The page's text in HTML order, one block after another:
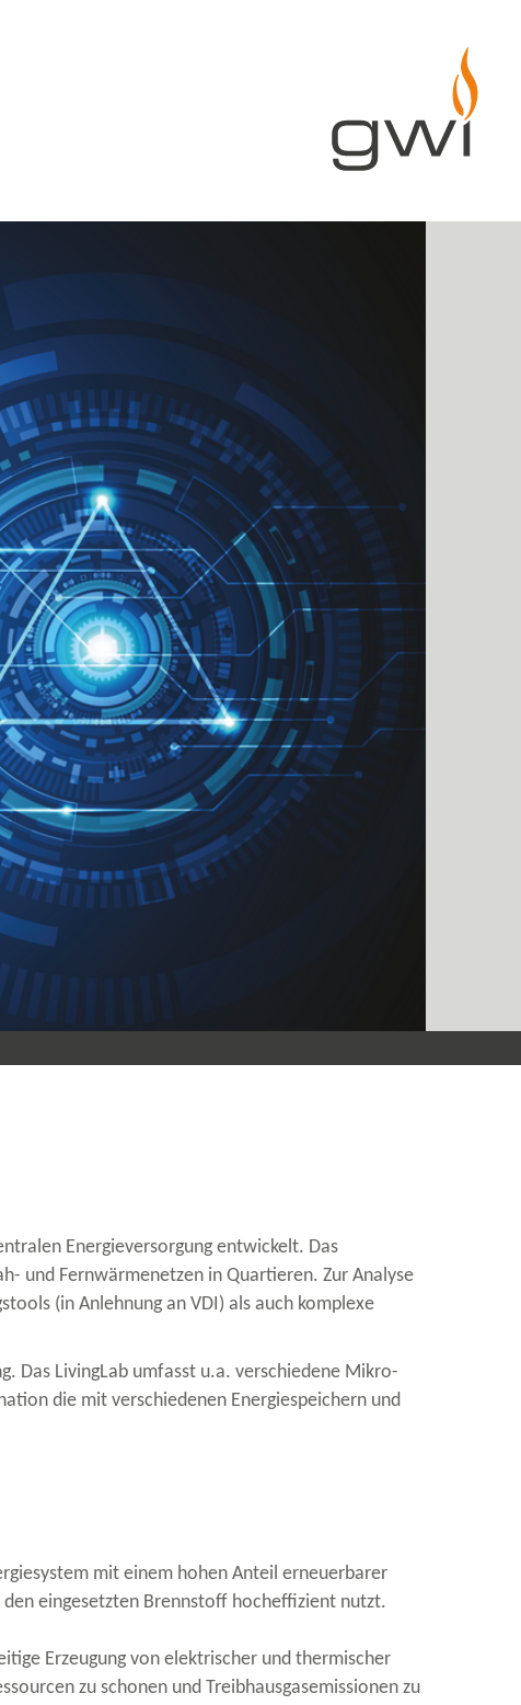
Energieversorgung entwickelt. Das
und Fernwärmenetzen in Quartieren. Zur Analyse
(in Anlehnung an VDI) als auch komplexe
Das LivingLab umfasst u.a. verschiedene Mikro-​
die mit verschiedenen Energiespeichern und
mit einem hohen Anteil erneuerbarer
eingesetzten Brennstoff hocheffizient nutzt.
Erzeugung von elektrischer und thermischer
zu schonen und Treibhausgasemissionen zu